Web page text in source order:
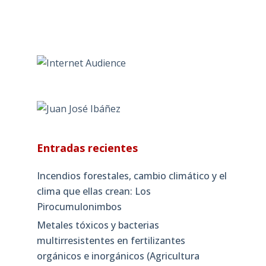
Entradas recientes
Incendios forestales, cambio climático y el
clima que ellas crean: Los
Pirocumulonimbos
Metales tóxicos y bacterias
multirresistentes en fertilizantes
orgánicos e inorgánicos (Agricultura